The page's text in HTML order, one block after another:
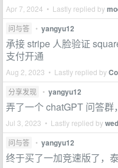
Apr 7, 2024 • Lastly replied by
问与答 • yangyu12
承接 stripe 人脸验证
支付开通
Aug 2, 2023 • Lastly replied by
分享发现 • yangyu12
弄了一个 chatGPT 问答群
Jul 3, 2023 • Lastly replied by
问与答 • yangyu12
终于买了一加竞速版了，泰